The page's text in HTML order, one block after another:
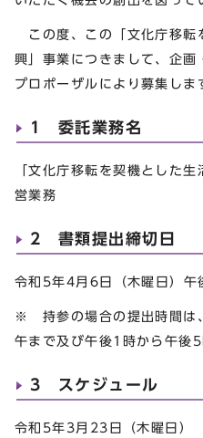
この度、この「文化庁移転
興」事業につきまして、企画
プロポーザルにより募集しま
1 委託業務名
「文化庁移転を契機とした
営業務
2 書類提出締切日
令和5年4月6日（木曜日）午
※ 持参の場合の提出時間は
午まで及び午後1時から午後5
3 スケジュール
令和5年3月23日（木曜日）